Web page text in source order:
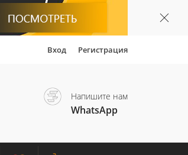
Вход Регистрация
Напишите нам
WhatsApp